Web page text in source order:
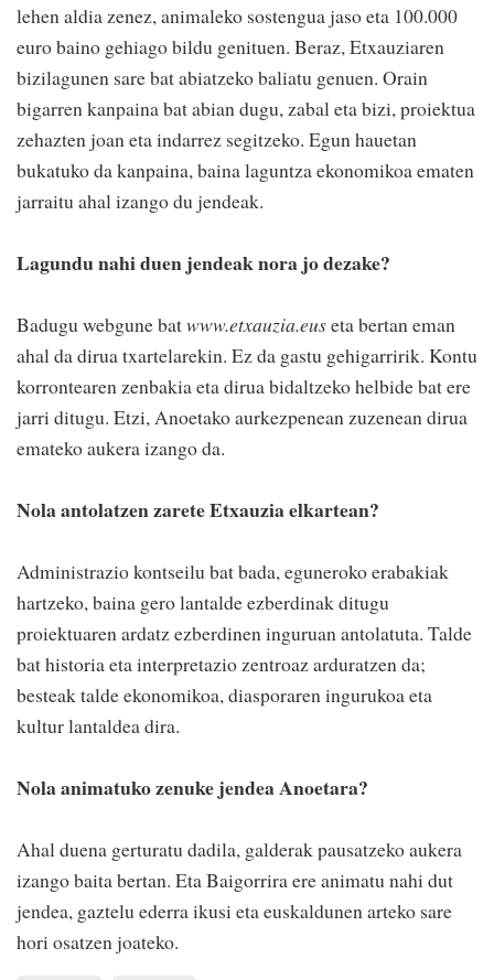
lehen aldia zenez, animaleko sostengua jaso eta 100.000
euro baino gehiago bildu genituen. Beraz, Etxauziaren
bizilagunen sare bat abiatzeko baliatu genuen. Orain
bigarren kanpaina bat abian dugu, zabal eta bizi, proiektua
zehazten joan eta indarrez segitzeko. Egun hauetan
bukatuko da kanpaina, baina laguntza ekonomikoa ematen
jarraitu ahal izango du jendeak.
Lagundu nahi duen jendeak nora jo dezake?
Badugu webgune batwww.etxauzia.euseta bertan eman
ahal da dirua txartelarekin. Ez da gastu gehigarririk. Kontu
korrontearen zenbakia eta dirua bidaltzeko helbide bat ere
jarri ditugu. Etzi, Anoetako aurkezpenean zuzenean dirua
emateko aukera izango da.
Nola antolatzen zarete Etxauzia elkartean?
Administrazio kontseilu bat bada, eguneroko erabakiak
hartzeko, baina gero lantalde ezberdinak ditugu
proiektuaren ardatz ezberdinen inguruan antolatuta. Talde
bat historia eta interpretazio zentroaz arduratzen da;
besteak talde ekonomikoa, diasporaren ingurukoa eta
kultur lantaldea dira.
Nola animatuko zenuke jendea Anoetara?
Ahal duena gerturatu dadila, galderak pausatzeko aukera
izango baita bertan. Eta Baigorrira ere animatu nahi dut
jendea, gaztelu ederra ikusi eta euskaldunen arteko sare
hori osatzen joateko.